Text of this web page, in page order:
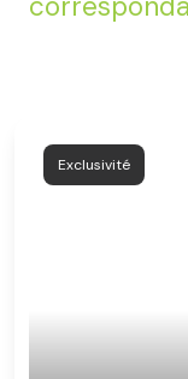
Exclusivité